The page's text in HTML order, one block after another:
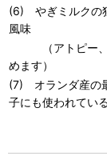
(6) やぎミルクの
風味
（アトピー、
めます）
(7) オランダ産の
子にも使われてい